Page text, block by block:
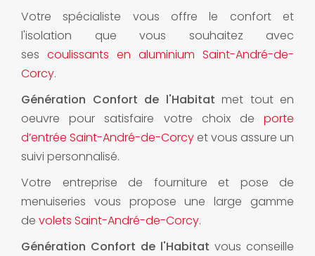
Votre spécialiste vous offre le confort et
l'isolation que vous souhaitez avec
ses coulissants en aluminium Saint-André-de-
Corcy.
Génération Confort de l'Habitat met tout en
oeuvre pour satisfaire votre choix de porte
d’entrée Saint-André-de-Corcy et vous assure un
suivi personnalisé.
Votre entreprise de fourniture et pose de
menuiseries vous propose une large gamme
de volets Saint-André-de-Corcy.
Génération Confort de l'Habitat vous conseille